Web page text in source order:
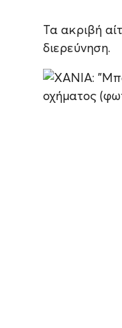
Τα ακριβή
διερεύνηση.